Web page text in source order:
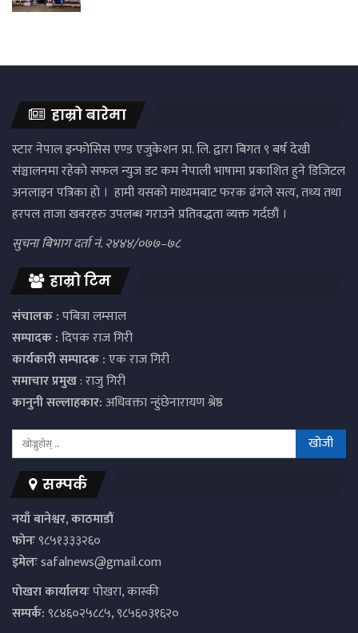
हाम्रो बारेमा
स्टार नेपाल इन्फोसिस एण्ड एजुकेशन प्रा. लि. द्वारा बिगत ९ बर्ष देखी
संञ्चालनमा रहेको सफल न्युज डट कम नेपाली भाषामा प्रकाशित हुने डिजिटल
अनलाइन पत्रिका हो । हामी यसको माध्यमबाट फरक ढंगले सत्य, तथ्य तथा
हरपल ताजा खवरहरु उपलब्ध गराउने प्रतिवद्धता व्यक्त गर्दछौं ।
सुचना बिभाग दर्ता नं. २४४४/०७७–७८
हाम्रो टिम
संचालक :पबित्रा लम्साल
सम्पादक :दिपक राज गिरी
कार्यकारी सम्पादक :एक राज गिरी
समाचार प्रमुख: राजु गिरी
कानुनी सल्लाहकार:अधिवक्ता न्हुंछेनारायण श्रेष्ठ
सम्पर्क
नयाँ बानेश्वर, काठमाडौं
फोनः९८५१३३३२६०
इमेलःsafalnews@gmail.com
पाेखरा कार्यालयःपोखरा, कास्की
सम्पर्क:९८४६०२५८८५, ९८५६०३१६२०